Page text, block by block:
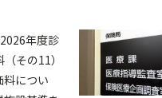
年度診
その11）
料につい